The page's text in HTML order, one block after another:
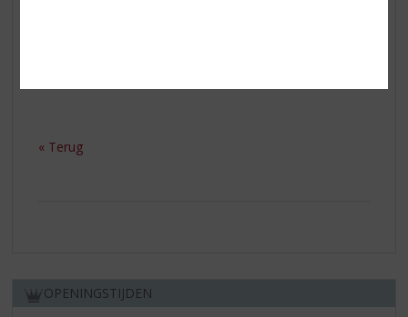
« Terug
OPENINGSTIJDEN